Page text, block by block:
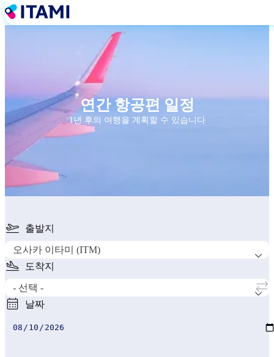
주
요
너
뛰
기
연간 항공편 일정
1년 후의 여행을 계획할 수 있습니다
출발지
오사카 이타미 (ITM)

도착지
- 선택 -
날짜